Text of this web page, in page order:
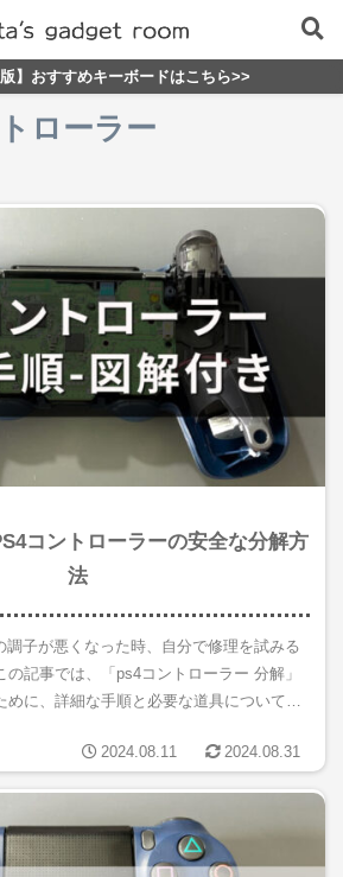
版】おすすめキーボードはこちら>>
ローラー
コントローラーの安全な分解方
法
調子が悪くなった時、自分で修理を試みる
記事では、「ps4コントローラー 分解」
に、詳細な手順と必要な道具について解
し... 2024.08.11 2024.08.31